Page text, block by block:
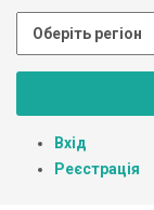
Вхід
Реєстрація